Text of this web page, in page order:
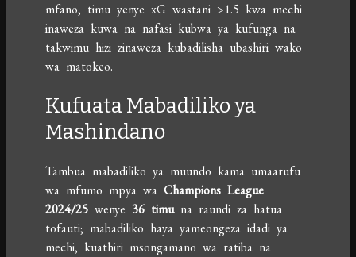
mfano, timu yenye xG wastani >1.5 kwa mechi
inaweza kuwa na nafasi kubwa ya kufunga na
takwimu hizi zinaweza kubadilisha ubashiri wako
wa matokeo.
Kufuata Mabadiliko ya
Mashindano
Tambua mabadiliko ya muundo kama umaarufu
wa mfumo mpya waChampions League
2024/25 wenye 36 timuna raundi za hatua
tofauti; mabadiliko haya yameongeza idadi ya
mechi, kuathiri msongamano wa ratiba na